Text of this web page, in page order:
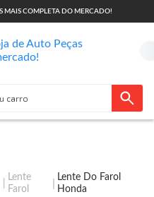
MAIS COMPLETA DO MERCADO!
Lente
Farol
Lente Do Farol
Honda